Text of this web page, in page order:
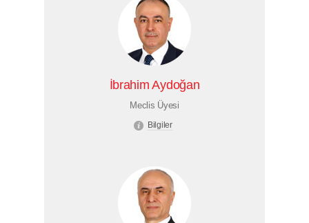
İbrahim Aydoğan
Meclis Üyesi
Bilgiler